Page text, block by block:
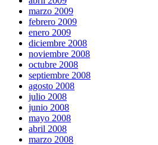
marzo 2009
febrero 2009
enero 2009
diciembre 2008
noviembre 2008
octubre 2008
septiembre 2008
agosto 2008
julio 2008
junio 2008
mayo 2008
abril 2008
marzo 2008